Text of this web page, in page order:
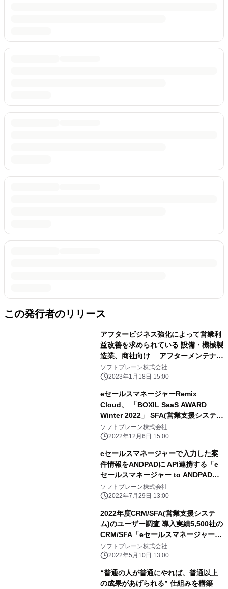
この発行者のリリース
アフタービジネス強化によって営業利
益改善を求められている 設備・機械製
造業、商社向け アフターメンテナン
ス／サービス部門の収益化を促進する
eセールスマネージャーRemix MS サ
ソフトブレーン株式会社
2023年1月18日 15:00
eセールスマネージャーRemix
Cloud、 「BOXIL SaaS AWARD
Winter 2022」 SFA(営業支援システ
ム)部門で「Good Service」に選出
ソフトブレーン株式会社
2022年12月6日 15:00
eセールスマネージャーで入力した案
件情報をANDPADに API連携する「e
セールスマネージャー to ANDPAD」
をリリース
ソフトブレーン株式会社
2022年7月29日 13:00
2022年度CRM/SFA(営業支援システ
ム)のユーザー調査 導入実績5,500社の
CRM/SFA「eセールスマネージャー」
5年連続 総合満足度No.1を獲得！
ソフトブレーン株式会社
2022年5月10日 13:00
“普通の人が普通にやれば、普通以上
の成果があげられる” 仕組みを構築